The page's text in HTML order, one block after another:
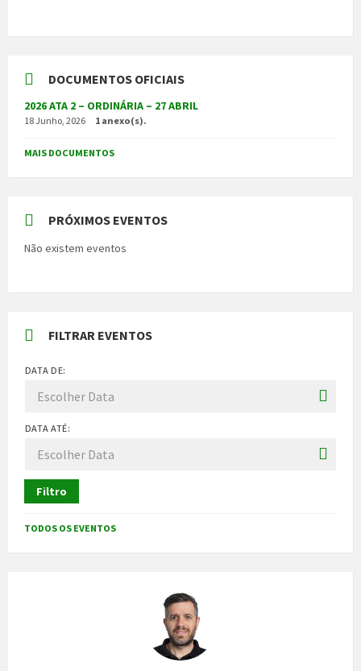
DOCUMENTOS OFICIAIS
2026 ATA 2 – ORDINÁRIA – 27 ABRIL
18 Junho, 2026 1 anexo(s).
MAIS DOCUMENTOS
PRÓXIMOS EVENTOS
Não existem eventos
FILTRAR EVENTOS
DATA DE:
DATA ATÉ:
Filtro
TODOS OS EVENTOS